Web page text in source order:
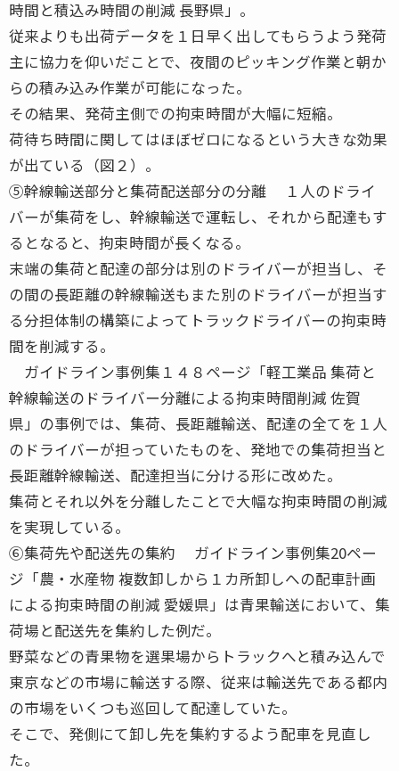
時間と積込み時間の削減 長野県」。
従来よりも出荷データを１日早く出してもらうよう発荷
主に協力を仰いだことで、夜間のピッキング作業と朝か
らの積み込み作業が可能になった。
その結果、発荷主側での拘束時間が大幅に短縮。
荷待ち時間に関してはほぼゼロになるという大きな効果
が出ている（図２）。
⑤幹線輸送部分と集荷配送部分の分離 １人のドライ
バーが集荷をし、幹線輸送で運転し、それから配達もす
るとなると、拘束時間が長くなる。
末端の集荷と配達の部分は別のドライバーが担当し、そ
の間の長距離の幹線輸送もまた別のドライバーが担当す
る分担体制の構築によってトラックドライバーの拘束時
間を削減する。
ガイドライン事例集１４８ページ「軽工業品 集荷と
幹線輸送のドライバー分離による拘束時間削減 佐賀
県」の事例では、集荷、長距離輸送、配達の全てを１人
のドライバーが担っていたものを、発地での集荷担当と
長距離幹線輸送、配達担当に分ける形に改めた。
集荷とそれ以外を分離したことで大幅な拘束時間の削減
を実現している。
⑥集荷先や配送先の集約 ガイドライン事例集20ペー
ジ「農・水産物 複数卸しから１カ所卸しへの配車計画
による拘束時間の削減 愛媛県」は青果輸送において、集
荷場と配送先を集約した例だ。
野菜などの青果物を選果場からトラックへと積み込んで
東京などの市場に輸送する際、従来は輸送先である都内
の市場をいくつも巡回して配達していた。
そこで、発側にて卸し先を集約するよう配車を見直し
た。